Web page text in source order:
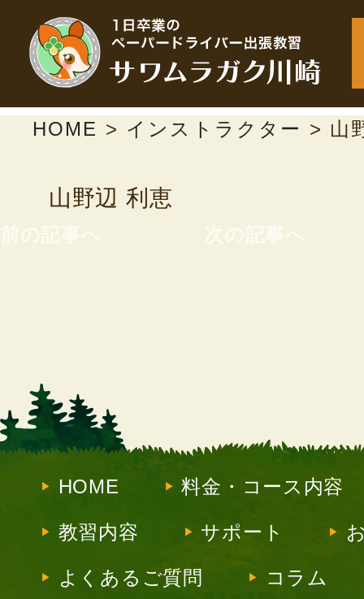
HOME > インストラクター > 山
山野辺 利恵
HOME 料金・コース内容
教習内容 サポート
よくあるご質問 コラム